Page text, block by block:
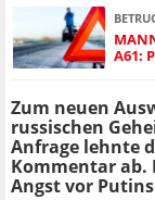
A61:
Zum neuen
russischen
Anfrage lehnte
Kommentar ab.
Angst vor